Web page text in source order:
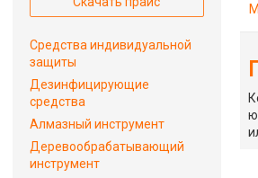
Средства индивидуальной
защиты
Дезинфицирующие
средства
Алмазный инструмент
Деревообрабатывающий
инструмент